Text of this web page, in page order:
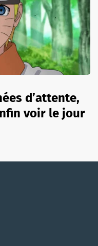
d’attente,
voir le jour